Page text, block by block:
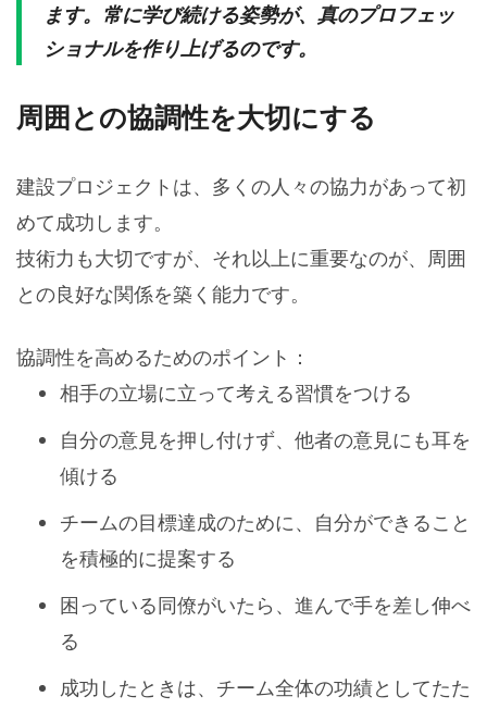
ます。常に学び続ける姿勢が、真のプロフェッ
ショナルを作り上げるのです。
周囲との協調性を大切にする
建設プロジェクトは、多くの人々の協力があって初
めて成功します。
技術力も大切ですが、それ以上に重要なのが、周囲
との良好な関係を築く能力です。
協調性を高めるためのポイント：
相手の立場に立って考える習慣をつける
自分の意見を押し付けず、他者の意見にも耳を
傾ける
チームの目標達成のために、自分ができること
を積極的に提案する
困っている同僚がいたら、進んで手を差し伸べ
る
成功したときは、チーム全体の功績としてたた